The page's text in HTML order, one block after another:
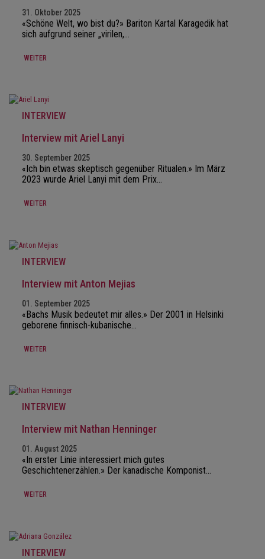
31. Oktober 2025
«Schöne Welt, wo bist du?» Bariton Kartal Karagedik hat
sich aufgrund seiner „virilen,…
WEITER
INTERVIEW
Interview mit Ariel Lanyi
30. September 2025
«Ich bin etwas skeptisch gegenüber Ritualen.» Im März
2023 wurde Ariel Lanyi mit dem Prix…
WEITER
INTERVIEW
Interview mit Anton Mejias
01. September 2025
«Bachs Musik bedeutet mir alles.» Der 2001 in Helsinki
geborene finnisch-kubanische…
WEITER
INTERVIEW
Interview mit Nathan Henninger
01. August 2025
«In erster Linie interessiert mich gutes
Geschichtenerzählen.» Der kanadische Komponist…
WEITER
INTERVIEW